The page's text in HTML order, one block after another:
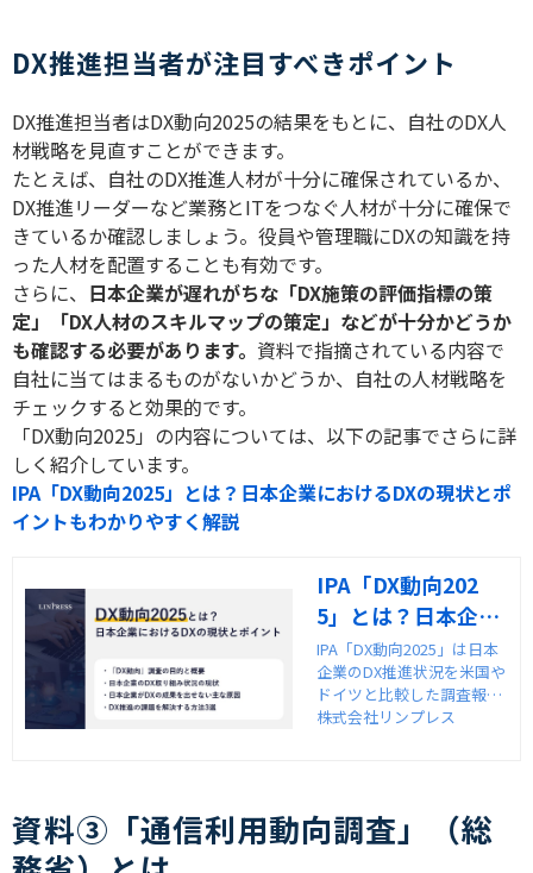
DX推進担当者が注目すべきポイント
DX推進担当者はDX動向2025の結果をもとに、自社のDX人
材戦略を見直すことができます。
たとえば、自社のDX推進人材が十分に確保されているか、
DX推進リーダーなど業務とITをつなぐ人材が十分に確保で
きているか確認しましょう。役員や管理職にDXの知識を持
った人材を配置することも有効です。
さらに、 日本企業が遅れがちな「DX施策の評価指標の策
定」「DX人材のスキルマップの策定」などが十分かどうか
も確認する必要があります。 資料で指摘されている内容で
自社に当てはまるものがないかどうか、自社の人材戦略を
チェックすると効果的です。
「DX動向2025 」の内容については、以下の記事でさらに詳
しく紹介しています。
IPA「DX動向2025」とは？日本企業におけるDXの現状とポ
イントもわかりやすく解説
IPA「DX動向202
5」とは？日本企業
におけるDXの現状
とポイントもわか
りやすく解説
IPA「DX動向2025」は日本
企業のDX推進状況を米国や
ドイツと比較した調査報告
書です。本記事ではDX動向
株式会社リンプレス
資料③「通信利用動向調査」（総